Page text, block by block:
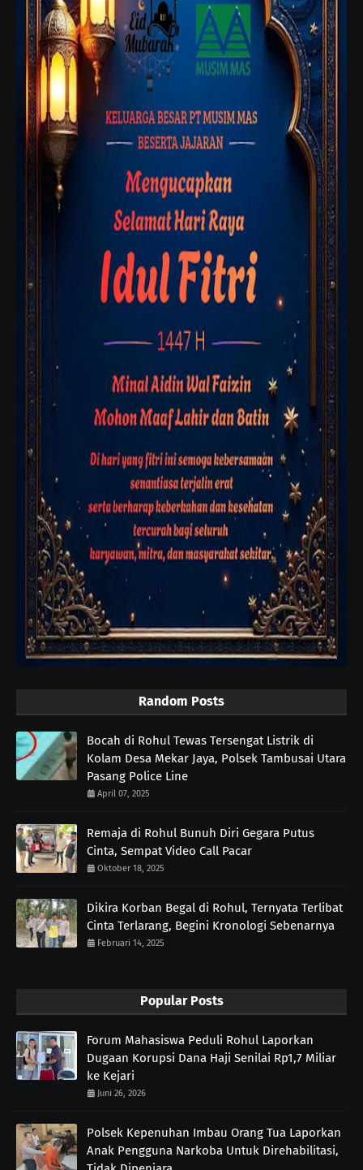
Random Posts
Bocah di Rohul Tewas Tersengat Listrik di
Kolam Desa Mekar Jaya, Polsek Tambusai Utara
Pasang Police Line
April 07, 2025
Remaja di Rohul Bunuh Diri Gegara Putus
Cinta, Sempat Video Call Pacar
Oktober 18, 2025
Dikira Korban Begal di Rohul, Ternyata Terlibat
Cinta Terlarang, Begini Kronologi Sebenarnya
Februari 14, 2025
Popular Posts
Forum Mahasiswa Peduli Rohul Laporkan
Dugaan Korupsi Dana Haji Senilai Rp1,7 Miliar
ke Kejari
Juni 26, 2026
Polsek Kepenuhan Imbau Orang Tua Laporkan
Anak Pengguna Narkoba Untuk Direhabilitasi,